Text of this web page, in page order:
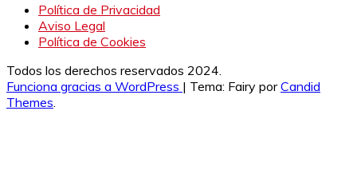
Política de Privacidad
Aviso Legal
Política de Cookies
Todos los derechos reservados 2024.
Funciona gracias a WordPress | Tema: Fairy porCandid
Themes